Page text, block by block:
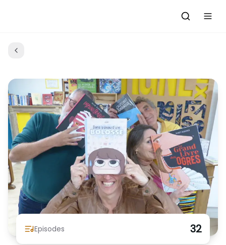
Evénements à venir
Emissions
Grille des Programmes
C'était quoi ce morceau?
L'Association
L'équipe et les bénévoles
Nous rejoindre : Participer
Les Ateliers Radio
Les créations des Ateliers
Nos prestations
Nous Soutenir / Adhérer
Episodes 32